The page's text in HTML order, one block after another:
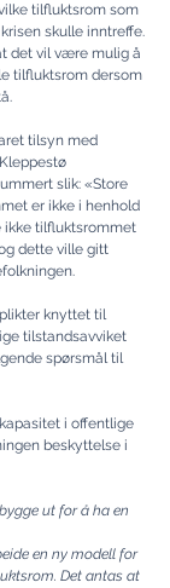
tilfluktsrom som
skulle inntreffe.
det vil være mulig å
tilfluktsrom dersom
tilsyn med
slik: «Store
er ikke i henhold
ikke tilfluktsrommet
dette ville gitt
knyttet til
tilstandsavviket
spørsmål til
i offentlige
beskyttelse i
ut for å ha en
en ny modell for
Det antas at